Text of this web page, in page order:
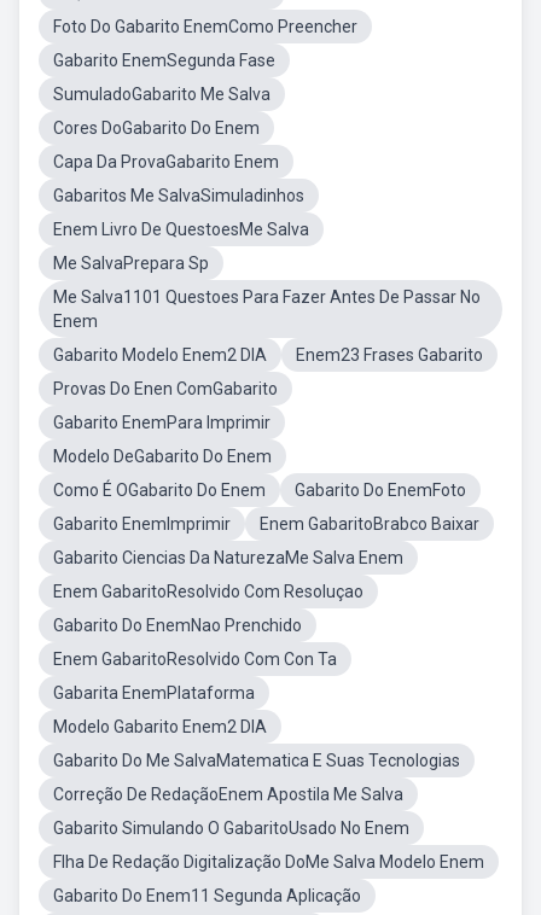
Foto Do Gabarito EnemComo Preencher
Gabarito EnemSegunda Fase
SumuladoGabarito Me Salva
Cores DoGabarito Do Enem
Capa Da ProvaGabarito Enem
Gabaritos Me SalvaSimuladinhos
Enem Livro De QuestoesMe Salva
Me SalvaPrepara Sp
Me Salva1101 Questoes Para Fazer Antes De Passar No
Enem
Gabarito Modelo Enem2 DIA
Enem23 Frases Gabarito
Provas Do Enen ComGabarito
Gabarito EnemPara Imprimir
Modelo DeGabarito Do Enem
Como É OGabarito Do Enem
Gabarito Do EnemFoto
Gabarito EnemImprimir
Enem GabaritoBrabco Baixar
Gabarito Ciencias Da NaturezaMe Salva Enem
Enem GabaritoResolvido Com Resoluçao
Gabarito Do EnemNao Prenchido
Enem GabaritoResolvido Com Con Ta
Gabarita EnemPlataforma
Modelo Gabarito Enem2 DIA
Gabarito Do Me SalvaMatematica E Suas Tecnologias
Correção De RedaçãoEnem Apostila Me Salva
Gabarito Simulando O GabaritoUsado No Enem
Flha De Redação Digitalização DoMe Salva Modelo Enem
Gabarito Do Enem11 Segunda Aplicação